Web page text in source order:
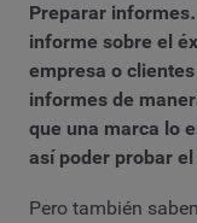
Preparar
informe sobre el
empresa o
informes de
que una marca lo
así poder probar
Pero también